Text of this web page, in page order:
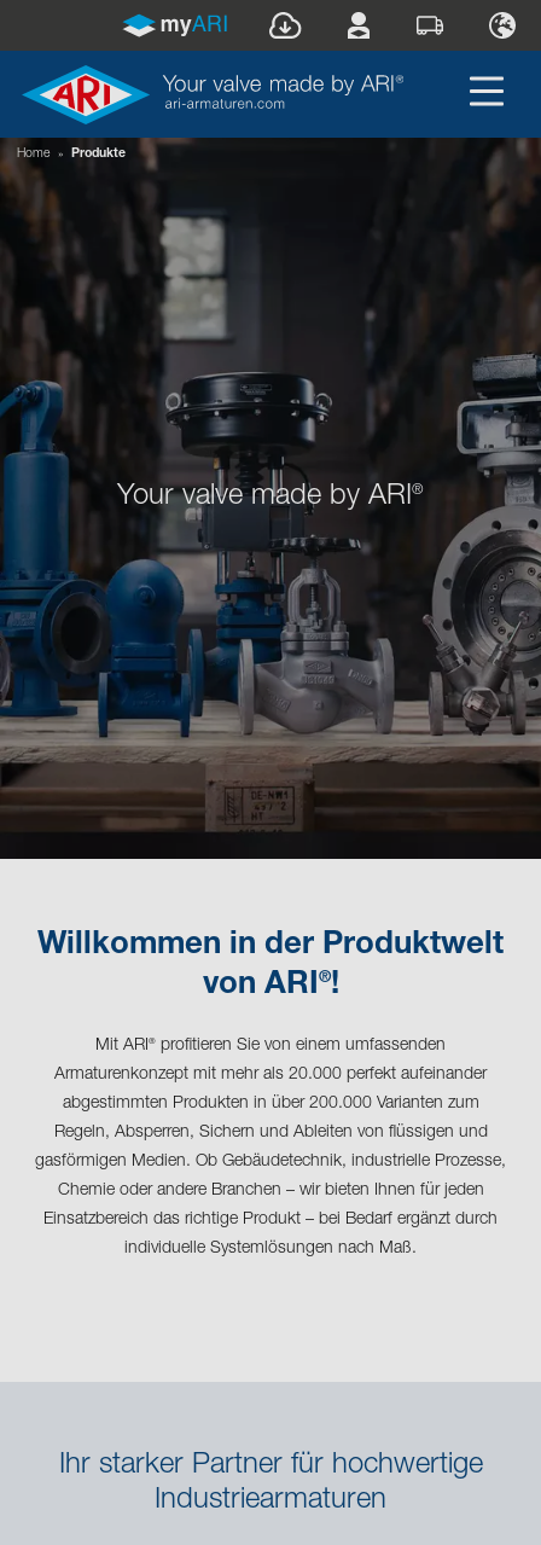
Home » Produkte
Your valve made by ARI®
Willkommen in der Produktwelt
von ARI®!
Mit ARI®
profitieren Sie von einem umfassenden
Armaturenkonzept mit mehr als 20.000 perfekt aufeinander
abgestimmten Produkten in über 200.000 Varianten zum
Regeln, Absperren, Sichern und Ableiten von flüssigen und
gasförmigen Medien. Ob Gebäudetechnik, industrielle Prozesse,
Chemie oder andere Branchen – wir bieten Ihnen für jeden
Einsatzbereich das richtige Produkt – bei Bedarf ergänzt durch
individuelle Systemlösungen nach Maß.
Ihr starker Partner für hochwertige
Industriearmaturen